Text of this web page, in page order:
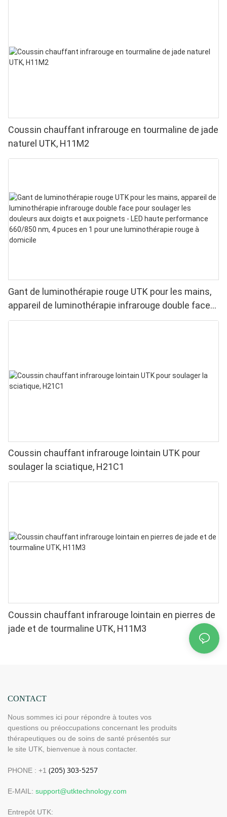
Coussin chauffant infrarouge en tourmaline de jade
naturel UTK, H11M2
Gant de luminothérapie rouge UTK pour les mains,
appareil de luminothérapie infrarouge double face
pour soulager les douleurs aux doigts et aux
Coussin chauffant infrarouge lointain UTK pour
soulager la sciatique, H21C1
Coussin chauffant infrarouge lointain en pierres de
jade et de tourmaline UTK, H11M3
CONTACT
Nous sommes ici pour répondre à toutes vos
questions ou préoccupations concernant les produits
thérapeutiques ou de soins de santé présentés sur
le site UTK, bienvenue à nous contacter.
PHONE : +1
E-MAIL: support@utktechnology.com
Entrepôt UTK: